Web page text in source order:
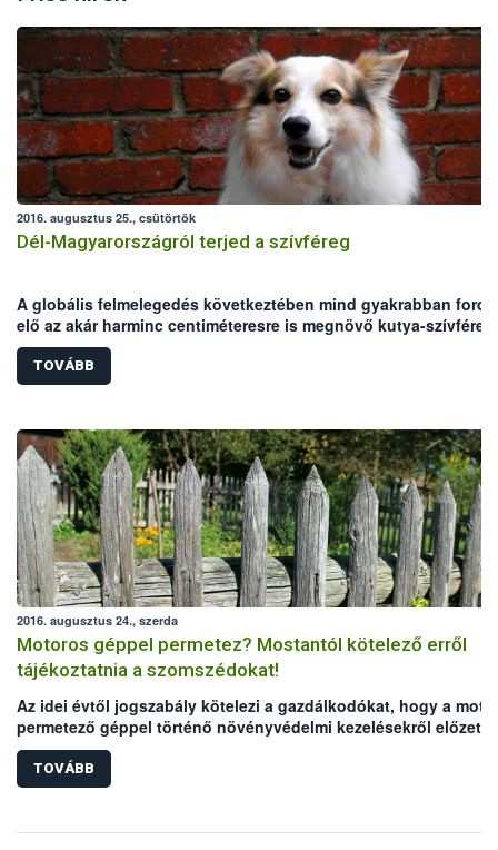
2016. augusztus 25., csütörtök
Dél-Magyarországról terjed a szívféreg
A globális felmelegedés következtében mind gyakrabban
elő az akár harminc centiméteresre is megnövő kutya-szívféreg
Magyarországon. A NÉBIH Állategészségügyi és Diagnosztikai
Igazgatóságának telephelyein 15 év laborvizsgálati
összesítették: magas átlaghőmérséklete miatt az Alföld a
TOVÁBB
2016. augusztus 24., szerda
Motoros géppel permetez? Mostantól kötelező erről
tájékoztatnia a szomszédokat!
Az idei évtől jogszabály kötelezi a gazdálkodókat, hogy a
permetező géppel történő növényvédelmi kezelésekről
tájékoztatniuk kell a szomszédos ingatlanon tartózkodókat. Az
előírás a motoros háti permetezőt használó kiskert
is érinti. A tájékoztatás módjáról a gazdálkodó dönt,
TOVÁBB